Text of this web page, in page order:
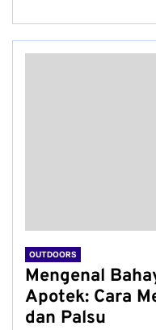
OUTDOORS
Mengenal
Apotek: Cara
dan Palsu